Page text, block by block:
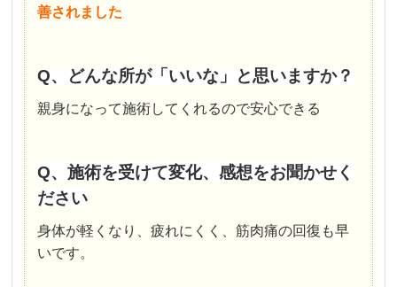
善されました
Q、どんな所が「いいな」と思いますか？
親身になって施術してくれるので安心できる
Q、施術を受けて変化、感想をお聞かせく
ださい
身体が軽くなり、疲れにくく、筋肉痛の回復も早
いです。